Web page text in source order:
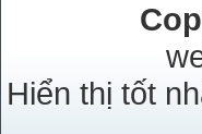
Hiển thị tốt